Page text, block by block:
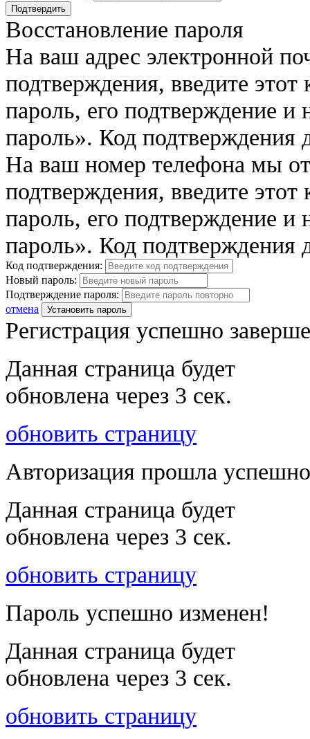
Подтвердить
Восстановление пароля
На ваш адрес электронной
подтверждения, введите
пароль, его подтверждение
пароль». Код подтверждения
На ваш номер телефона мы
подтверждения, введите
пароль, его подтверждение
пароль». Код подтверждения
Код подтверждения:
Новый пароль:
Подтверждение пароля:
отмена
Установить пароль
Регистрация успешно
Данная страница будет
обновлена через 3 сек.
обновить страницу
Авторизация прошла
Данная страница будет
обновлена через 3 сек.
обновить страницу
Пароль успешно изменен!
Данная страница будет
обновлена через 3 сек.
обновить страницу